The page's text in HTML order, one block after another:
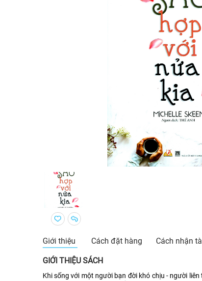
Giới thiệu Cách đặt hàng Cách nhận
GIỚI THIỆU SÁCH
Khi sống với một người bạn đời khó chịu - người